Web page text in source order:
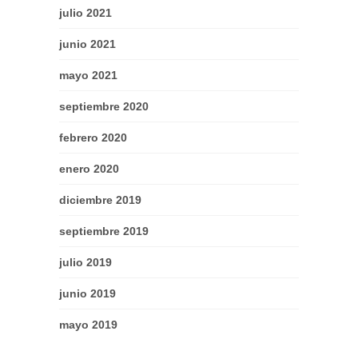
julio 2021
junio 2021
mayo 2021
septiembre 2020
febrero 2020
enero 2020
diciembre 2019
septiembre 2019
julio 2019
junio 2019
mayo 2019